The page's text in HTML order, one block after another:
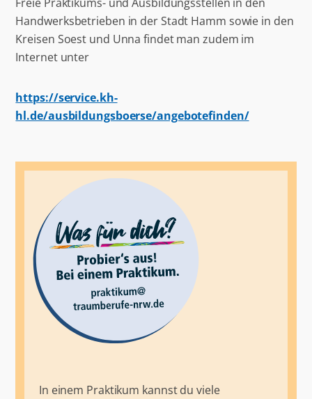
Handwerksbetrieben in der Stadt Hamm sowie in den
Kreisen Soest und Unna findet man zudem im
Internet unter
https://service.kh-
hl.de/ausbildungsboerse/angebotefinden/
In einem Praktikum kannst du viele